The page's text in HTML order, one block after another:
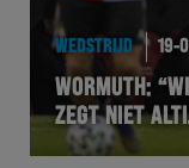
HEREXC
EXCHER
VOLHER
WEDSTRIJD 19-
WORMUTH:
ZEGT NIET